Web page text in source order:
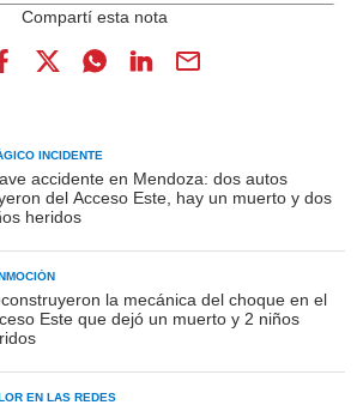
INCIDENTE
accidente en Mendoza: dos autos
del Acceso Este, hay un muerto y dos
heridos
la mecánica del choque en el
Este que dejó un muerto y 2 niños
EN LAS REDES